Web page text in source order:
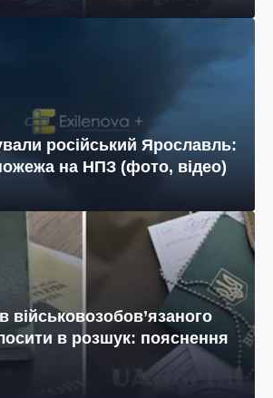
російський Ярославль:
на НПЗ (фото, відео)
військовозобов’язаного
в розшук: пояснення